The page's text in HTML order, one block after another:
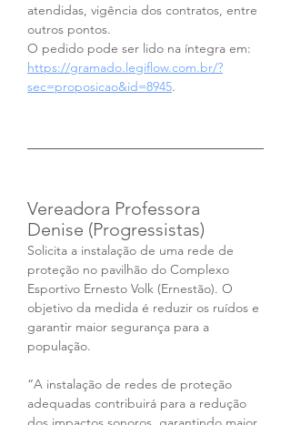
atendidas, vigência dos contratos, entre
outros pontos.
O pedido pode ser lido na íntegra em:
https://gramado.legiflow.com.br/?
sec=proposicao&id=8945.
Vereadora Professora
Denise (Progressistas)
Solicita a instalação de uma rede de
proteção no pavilhão do Complexo
Esportivo Ernesto Volk (Ernestão). O
objetivo da medida é reduzir os ruídos e
garantir maior segurança para a
população.
“A instalação de redes de proteção
adequadas contribuirá para a redução